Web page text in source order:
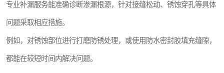
专业补漏服务能准确诊断渗漏根源，针对接缝松动、锈蚀穿孔等具体
问题采取相应措施。
例如，对锈蚀部位进行打磨防锈处理，或使用防水密封胶填充缝隙，
都能在较短时间内解决问题。